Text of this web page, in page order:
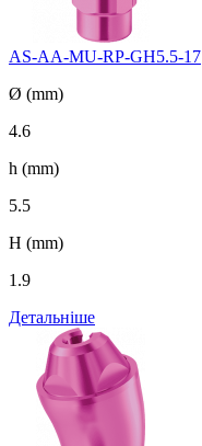
AS-AA-MU-RP-GH5.5-17
Ø (mm)
4.6
h (mm)
5.5
H (mm)
1.9
Детальніше